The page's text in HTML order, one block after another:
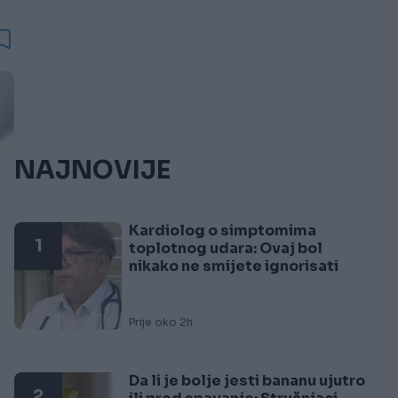
NAJNOVIJE
1
Kardiolog o simptomima
toplotnog udara: Ovaj bol
nikako ne smijete ignorisati
Prije oko 2h
Da li je bolje jesti bananu ujutro